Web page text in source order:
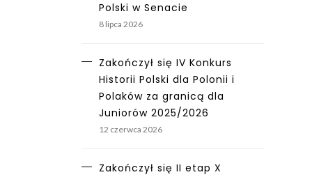
Polski w Senacie
8 lipca 2026
Zakończył się IV Konkurs
Historii Polski dla Polonii i
Polaków za granicą dla
Juniorów 2025/2026
12 czerwca 2026
Zakończył się II etap X